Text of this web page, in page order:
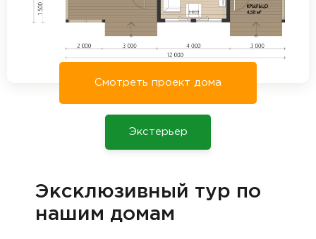
Смотреть проект дома
Экстерьер
Эксклюзивный тур по
нашим домам